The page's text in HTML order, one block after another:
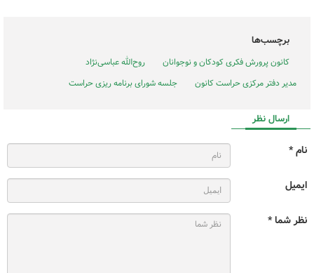
برچسب‌ها
کانون پرورش فکری کودکان و نوجوانان
روح‌الله عباسی‌نژاد
مدیر دفتر مرکزی حراست کانون
جلسه شورای برنامه ریزی حراست
ارسال نظر
نام *
ایمیل
نظر شما *